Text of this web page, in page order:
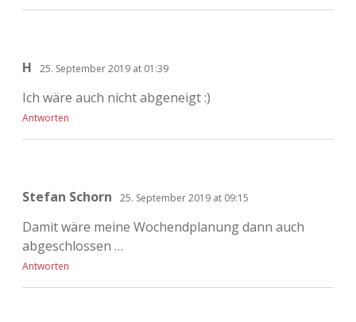
H 25. September 2019 at 01:39
Ich wäre auch nicht abgeneigt :)
Antworten
Stefan Schorn 25. September 2019 at 09:15
Damit wäre meine Wochendplanung dann auch
abgeschlossen …
Antworten